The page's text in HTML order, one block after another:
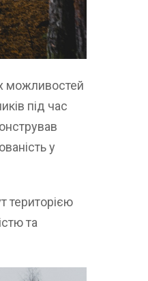
можливостей
під час
у
територією
та